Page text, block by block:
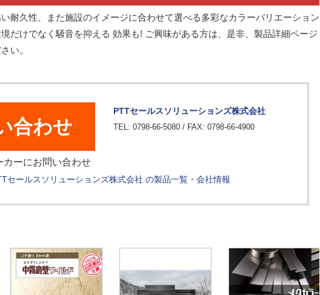
耐久性、また施設のイメージに合わせて選べる多彩なカラーバリエーション
だけでなく騒音を抑える 効果も! ご興味がある方は、是非、製品詳細ページ
い。
合わせ
カーにお問い合わせ
PTTセールスソリューションズ株式会社
TEL: 0798-66-5080 / FAX: 0798-66-4900
セールスソリューションズ株式会社 の製品一覧・会社情報